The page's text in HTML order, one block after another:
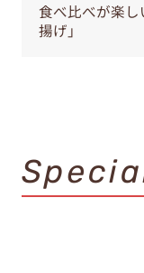
食べ比べが楽
揚げ」